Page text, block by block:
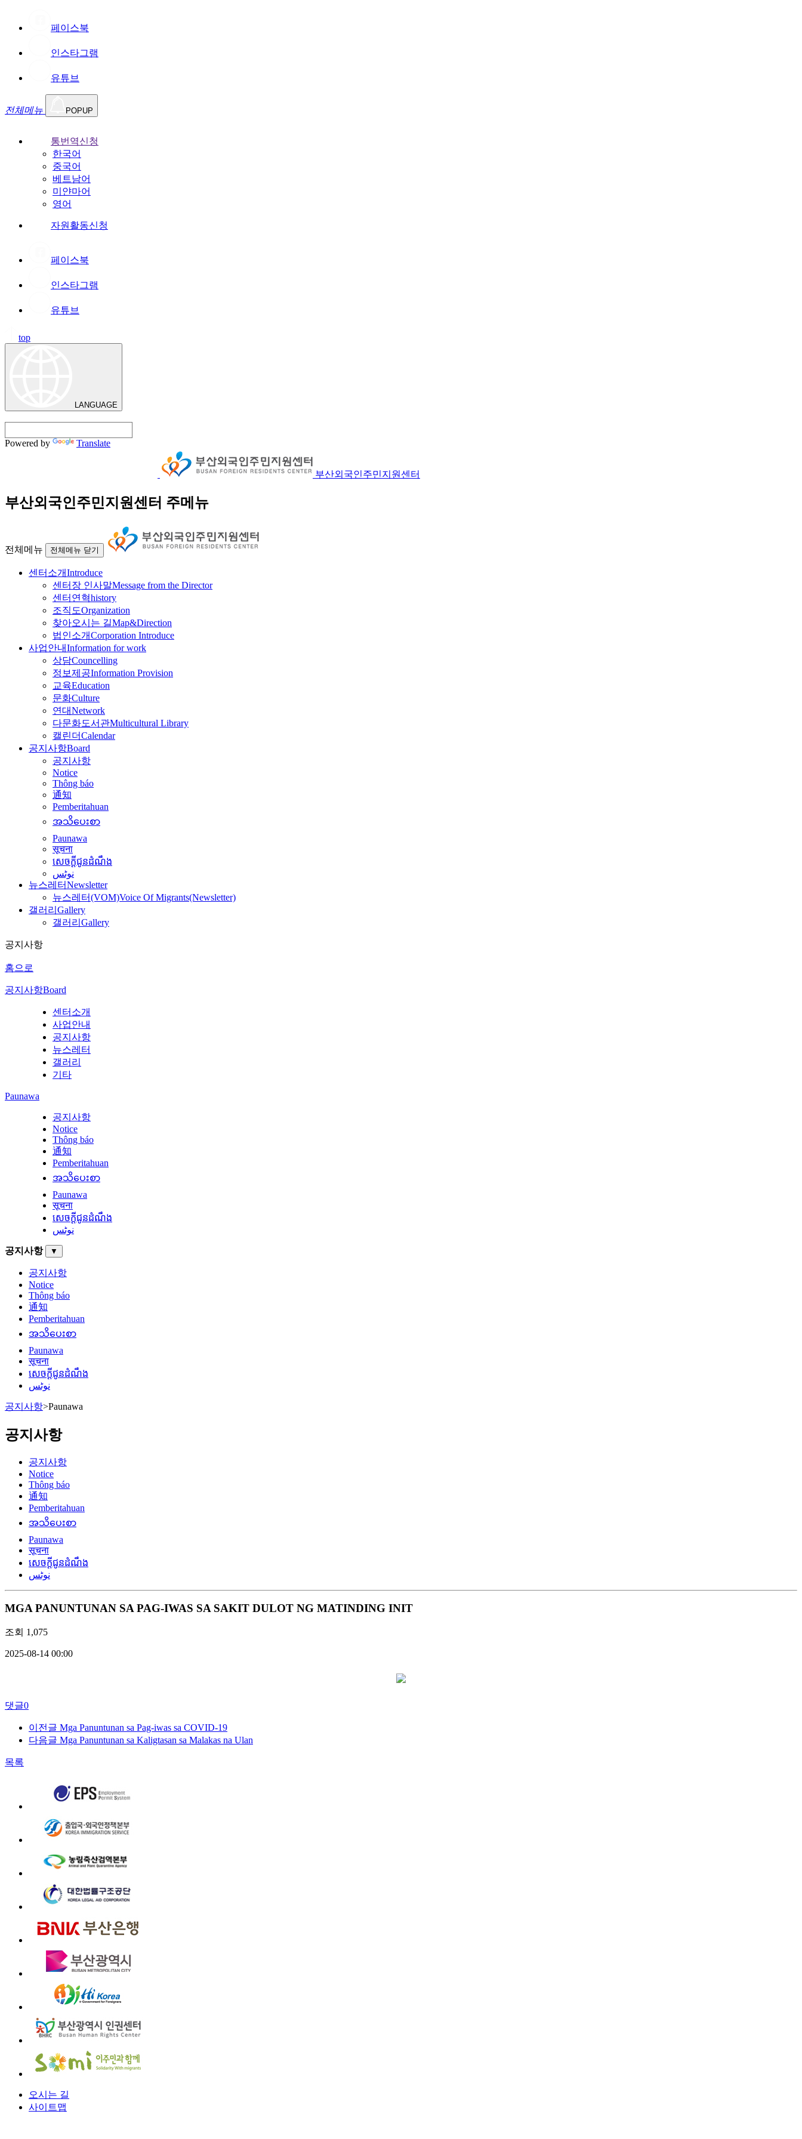
페이스북
인스타그램
유튜브
전체메뉴 POPUP
통번역신청
한국어
중국어
베트남어
미얀마어
영어
자원활동신청
페이스북
인스타그램
유튜브
top
LANGUAGE
Powered by Translate
부산외국인주민지원센터
부산외국인주민지원센터 주메뉴
전체메뉴 전체메뉴 닫기
센터소개Introduce
센터장 인사말Message from the Director
센터연혁history
조직도Organization
찾아오시는 길Map&Direction
법인소개Corporation Introduce
사업안내Information for work
상담Councelling
정보제공Information Provision
교육Education
문화Culture
연대Network
다문화도서관Multicultural Library
캘린더Calendar
공지사항Board
공지사항
Notice
Thông báo
通知
Pemberitahuan
အသိပေးစာ
Paunawa
सूचना
សេចក្តីជូនដំណឹង
نوٹس
뉴스레터Newsletter
뉴스레터(VOM)Voice Of Migrants(Newsletter)
갤러리 Gallery
갤러리 Gallery
공지사항
홈으로
공지사항Board
센터소개
사업안내
공지사항
뉴스레터
갤러리
기타
Paunawa
공지사항
Notice
Thông báo
通知
Pemberitahuan
အသိပေးစာ
Paunawa
सूचना
សេចក្តីជូនដំណឹង
نوٹس
공지사항 ▼
공지사항
Notice
Thông báo
通知
Pemberitahuan
အသိပေးစာ
Paunawa
सूचना
សេចក្តីជូនដំណឹង
نوٹس
공지사항>Paunawa
공지사항
공지사항
Notice
Thông báo
通知
Pemberitahuan
အသိပေးစာ
Paunawa
सूचना
សេចក្តីជូនដំណឹង
نوٹس
MGA PANUNTUNAN SA PAG-IWAS SA SAKIT DULOT NG MATINDING INIT
조회 1,075
2025-08-14 00:00
댓글0
이전글 Mga Panuntunan sa Pag-iwas sa COVID-19
다음글 Mga Panuntunan sa Kaligtasan sa Malakas na Ulan
목록
오시는 길
사이트맵